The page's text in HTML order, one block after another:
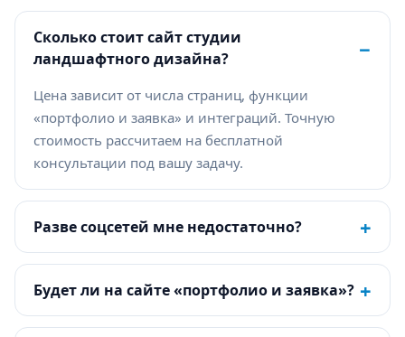
Сколько стоит сайт студии
ландшафтного дизайна?
−
Цена зависит от числа страниц, функции
«портфолио и заявка» и интеграций. Точную
стоимость рассчитаем на бесплатной
консультации под вашу задачу.
Разве соцсетей мне недостаточно? +
Будет ли на сайте «портфолио и заявка»? +